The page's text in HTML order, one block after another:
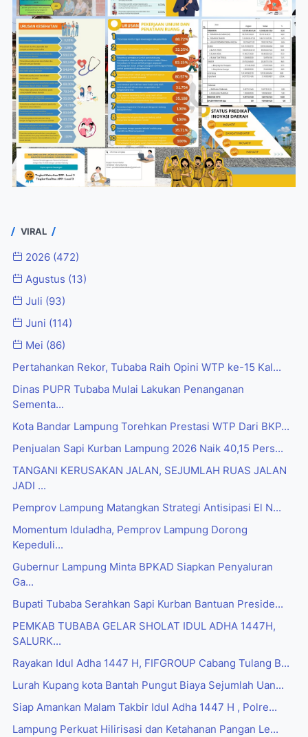
VIRAL
2026 (472)
Agustus (13)
Juli (93)
Juni (114)
Mei (86)
Pertahankan Rekor, Tubaba Raih Opini WTP ke-15 Kal...
Dinas PUPR Tubaba Mulai Lakukan Penanganan
Sementa...
Kota Bandar Lampung Torehkan Prestasi WTP Dari BKP...
Penjualan Sapi Kurban Lampung 2026 Naik 40,15 Pers...
TANGANI KERUSAKAN JALAN, SEJUMLAH RUAS JALAN
JADI ...
Pemprov Lampung Matangkan Strategi Antisipasi El N...
Momentum Iduladha, Pemprov Lampung Dorong
Kepeduli...
Gubernur Lampung Minta BPKAD Siapkan Penyaluran
Ga...
Bupati Tubaba Serahkan Sapi Kurban Bantuan Preside...
PEMKAB TUBABA GELAR SHOLAT IDUL ADHA 1447H,
SALURK...
Rayakan Idul Adha 1447 H, FIFGROUP Cabang Tulang B...
Lurah Kupang kota Bantah Pungut Biaya Sejumlah Uan...
Siap Amankan Malam Takbir Idul Adha 1447 H , Polre...
Lampung Perkuat Hilirisasi dan Ketahanan Pangan Le...